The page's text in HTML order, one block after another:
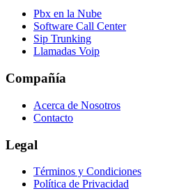
Pbx en la Nube
Software Call Center
Sip Trunking
Llamadas Voip
Compañía
Acerca de Nosotros
Contacto
Legal
Términos y Condiciones
Política de Privacidad